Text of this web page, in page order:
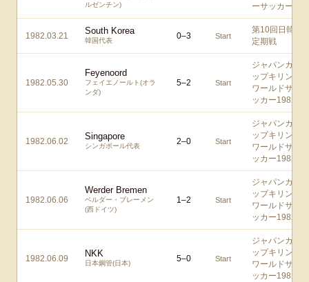
ルゼンチン)
ーサッカー
1982.03.21 South Korea
韓国代表 0–3 Start
第10回日韓
定期戦
1982.05.30
Feyenoord
フェイエノールト(オラ
ンダ)
5–2 Start
ジャパンカ
ップキリン
ワールドサ
ッカー1982
1982.06.02 Singapore
シンガポール代表 2–0 Start
ジャパンカ
ップキリン
ワールドサ
ッカー1982
1982.06.06
Werder Bremen
ベルダー・ブレーメン
(西ドイツ)
1–2 Start
ジャパンカ
ップキリン
ワールドサ
ッカー1982
1982.06.09 NKK
日本鋼管(日本) 5–0 Start
ジャパンカ
ップキリン
ワールドサ
ッカー1982